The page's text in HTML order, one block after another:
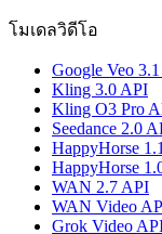
โมเดลวิดีโอ
Google Veo
Kling 3.0 API
Kling O3 Pro
Seedance 2.0
HappyHorse
HappyHorse
WAN 2.7 API
WAN Video
Grok Video